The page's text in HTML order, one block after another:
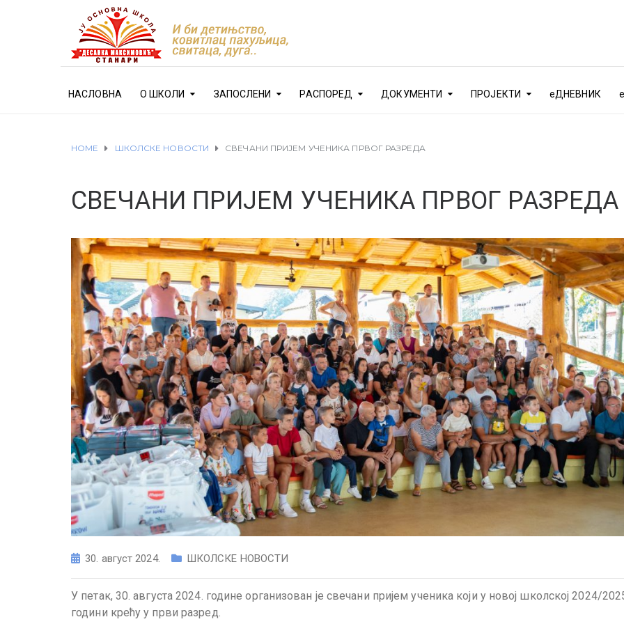
НАСЛОВНА О ШКОЛИ ЗАПОСЛЕНИ РАСПОРЕД ДОКУМЕНТИ ПРОЈЕКТИ еДНЕВНИК
HOME ШКОЛСКЕ НОВОСТИ СВЕЧАНИ ПРИЈЕМ УЧЕНИКА ПРВОГ РАЗРЕДА
СВЕЧАНИ ПРИЈЕМ УЧЕНИКА ПРВОГ РАЗРЕДА
30. август 2024. ШКОЛСКЕ НОВОСТИ
У петак, 30. августа 2024. године организован је свечани пријем ученика који у новој школској 2024/
години крећу у први разред.